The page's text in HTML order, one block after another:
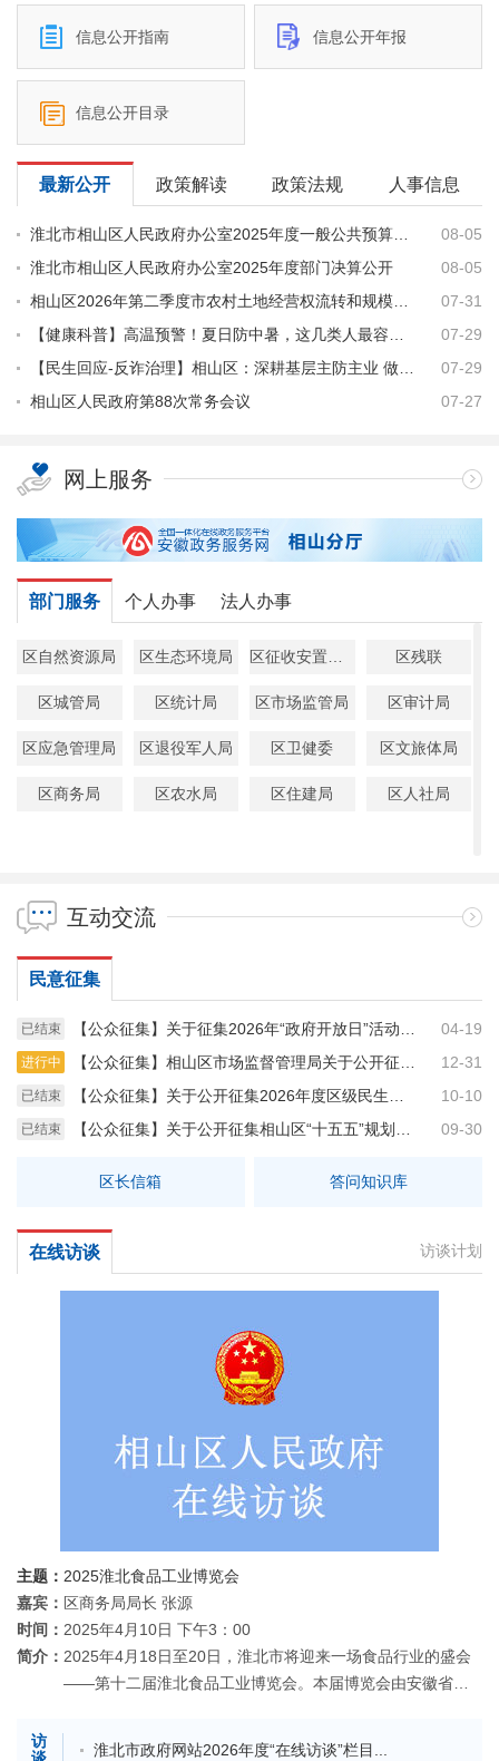
信息公开指南 信息公开年报
信息公开目录
最新公开 政策解读 政策法规 人事信息
08-05
淮北市相山区人民政府办公室2025年度一般公共预算财政拨款“三公”经费支出决算公开
08-05
淮北市相山区人民政府办公室2025年度部门决算公开
07-31
相山区2026年第二季度市农村土地经营权流转和规模化经营情况统计表
07-29
【健康科普】高温预警！夏日防中暑，这几类人最容易“中招”！
07-29
【民生回应-反诈治理】相山区：深耕基层主防主业 做实全域反诈治理
07-27
相山区人民政府第88次常务会议
网上服务
部门服务 个人办事 法人办事
区自然资源局 区生态环境局 区残联
区城管局 区统计局 区市场监管局 区审计局
区应急管理局 区退役军人局 区卫健委 区文旅体局
区商务局 区农水局 区住建局 区人社局
互动交流
民意征集
04-19
已结束
12-31
进行中
10-10
已结束
09-30
已结束
区长信箱 答问知识库
访谈计划
在线访谈
主题： 2025淮北食品工业博览会
嘉宾： 区商务局局长 张源
时间： 2025年4月10日 下午3：00
简介： 2025年4月18日至20日，淮北市将迎来一场食品行业的盛会
——第十二届淮北食品工业博览会。本届博览会由安徽省农
访
淮北市政府网站2026年度“在线访谈”栏目...